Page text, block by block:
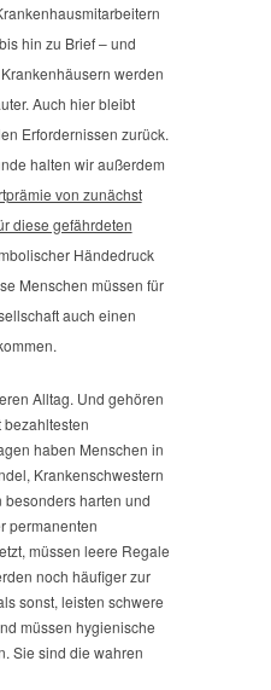
hin zu Brief – und
werden
Auch hier bleibt
Erfordernissen zurück.
halten wir außerdem
von zunächst
diese gefährdeten
Händedruck
Menschen müssen für
auch einen
Alltag. Und gehören
haben Menschen in
Krankenschwestern
harten und
permanenten
müssen leere Regale
noch häufiger zur
sonst, leisten schwere
müssen hygienische
Sie sind die wahren